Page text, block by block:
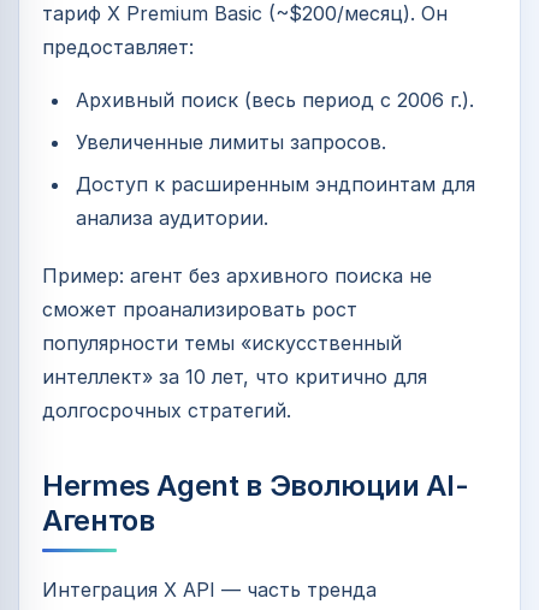
тариф X Premium Basic (~$200/месяц). Он
предоставляет:
Архивный поиск (весь период с 2006 г.).
Увеличенные лимиты запросов.
Доступ к расширенным эндпоинтам для
анализа аудитории.
Пример: агент без архивного поиска не
сможет проанализировать рост
популярности темы «искусственный
интеллект» за 10 лет, что критично для
долгосрочных стратегий.
Hermes Agent в Эволюции AI-
Агентов
Интеграция X API — часть тренда